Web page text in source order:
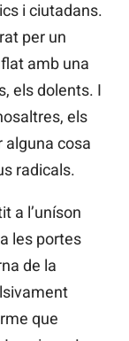
i ciutadans.
per un
amb una
els dolents. I
els
alguna cosa
radicals.
a l’uníson
les portes
de la
que